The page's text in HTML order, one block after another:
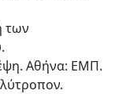
των
Αθήνα: ΕΜΠ.